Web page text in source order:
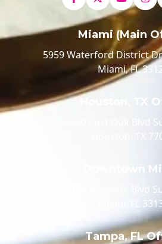
Miami (Main
5959 Waterford District
Miami, FL
Houston, TX
520 Post Oak Blvd
Houston, TX
Downtown
100 Biscayne Blvd
Miami, FL
Tampa, FL